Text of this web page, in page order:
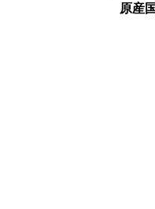
原産